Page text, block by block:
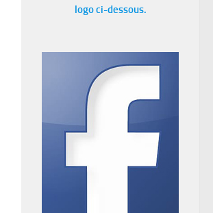
logo ci-dessous.